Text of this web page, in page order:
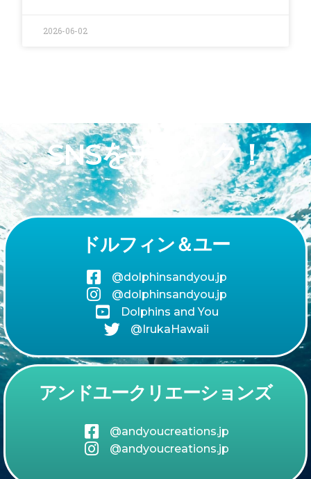
2026-06-02
SNSをチェック！
ドルフィン＆ユー
@dolphinsandyou.jp
@dolphinsandyou.jp
Dolphins and You
@IrukaHawaii
アンドユークリエーションズ
@andyoucreations.jp
@andyoucreations.jp